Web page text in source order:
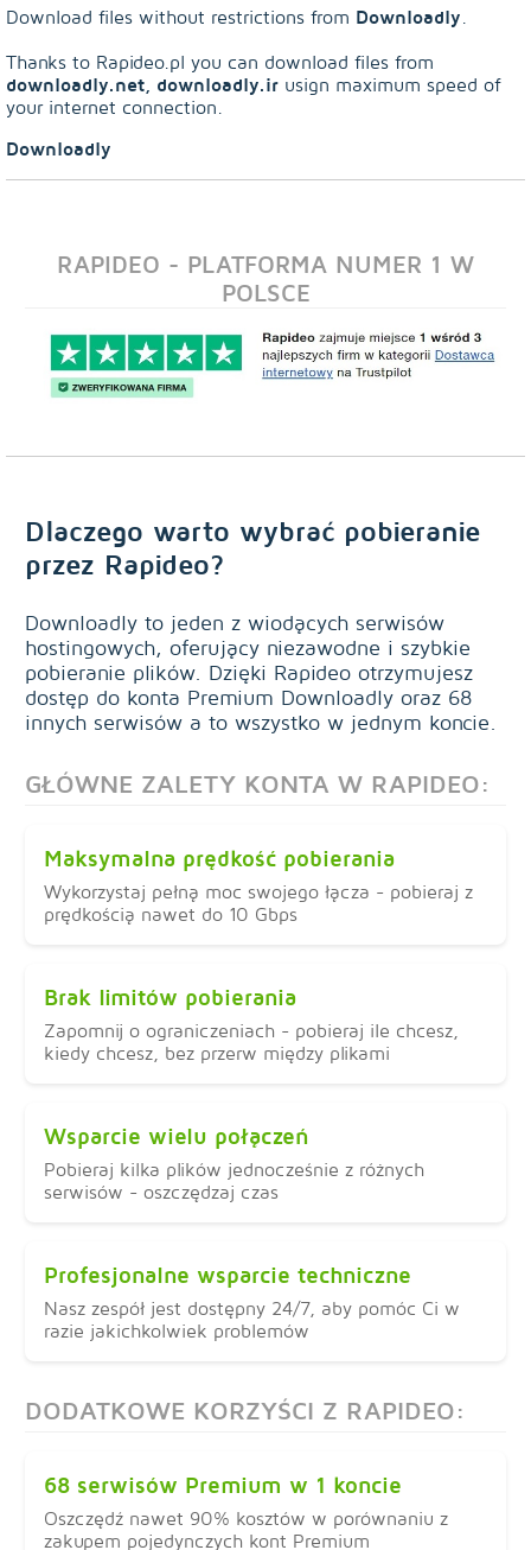
Download files without restrictions from Downloadly
Thanks to Rapideo.pl you can download files from
downloadly.net, downloadly.ir usign maximum speed of
your internet connection.
Downloadly
RAPIDEO - PLATFORMA NUMER 1 W
POLSCE
Dlaczego warto wybrać pobieranie
przez Rapideo?
Downloadly to jeden z wiodących serwisów
hostingowych, oferujący niezawodne i szybkie
pobieranie plików. Dzięki Rapideo otrzymujesz
dostęp do konta Premium Downloadly oraz 68
innych serwisów a to wszystko w jednym koncie.
GŁÓWNE ZALETY KONTA W RAPIDEO:
Maksymalna prędkość pobierania
Wykorzystaj pełną moc swojego łącza - pobieraj z
prędkością nawet do 10 Gbps
Brak limitów pobierania
Zapomnij o ograniczeniach - pobieraj ile chcesz,
kiedy chcesz, bez przerw między plikami
Wsparcie wielu połączeń
Pobieraj kilka plików jednocześnie z różnych
serwisów - oszczędzaj czas
Profesjonalne wsparcie techniczne
Nasz zespół jest dostępny 24/7, aby pomóc Ci w
razie jakichkolwiek problemów
DODATKOWE KORZYŚCI Z RAPIDEO:
68 serwisów Premium w 1 koncie
Oszczędź nawet 90% kosztów w porównaniu z
zakupem pojedynczych kont Premium